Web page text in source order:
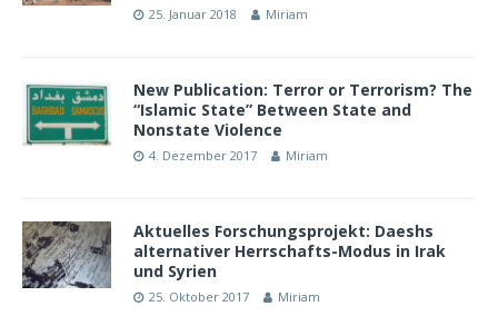
25. Januar 2018 Miriam
New Publication: Terror or Terrorism? The
“Islamic State” Between State and
Nonstate Violence
4. Dezember 2017 Miriam
Aktuelles Forschungsprojekt: Daeshs
alternativer Herrschafts-Modus in Irak
und Syrien
25. Oktober 2017 Miriam